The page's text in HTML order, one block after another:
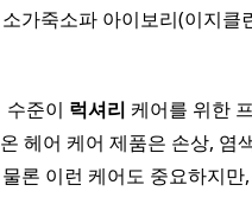
소가죽소파 아이보리(이지클
수준이 럭셔리 케어를 위한
온 헤어 케어 제품은 손상, 염
물론 이런 케어도 중요하지